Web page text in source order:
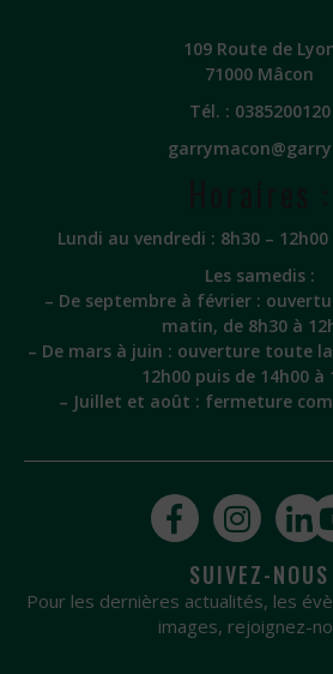
109 Route de
71000 Mâcon
Tél. : 0385200120
Lundi au vendredi : 8h30 –
Les samedis :
– De septembre à février :
matin, de 8h30 à
– De mars à juin : ouverture toute
12h00 puis de 14h00 à
– Juillet et août : fermeture
SUIVEZ-NOUS
Pour les dernières actualités, les
images, rejoignez-